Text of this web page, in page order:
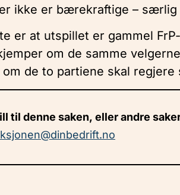
ikke er bærekraftige –
er at utspillet er gammel
om de samme
de to partiene skal regjere
til denne saken, eller andre